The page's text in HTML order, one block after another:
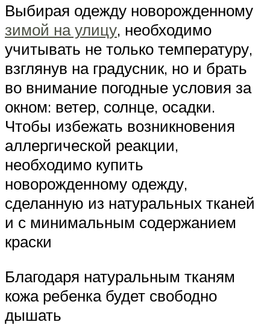
Выбирая одежду новорожденному
зимой на улицу, необходимо
учитывать не только температуру,
взглянув на градусник, но и брать
во внимание погодные условия за
окном: ветер, солнце, осадки.
Чтобы избежать возникновения
аллергической реакции,
необходимо купить
новорожденному одежду,
сделанную из натуральных тканей
и с минимальным содержанием
краски
Благодаря натуральным тканям
кожа ребенка будет свободно
дышать